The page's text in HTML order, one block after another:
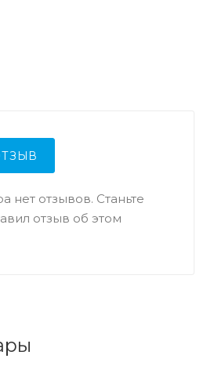
нет отзывов. Станьте
отзыв об этом